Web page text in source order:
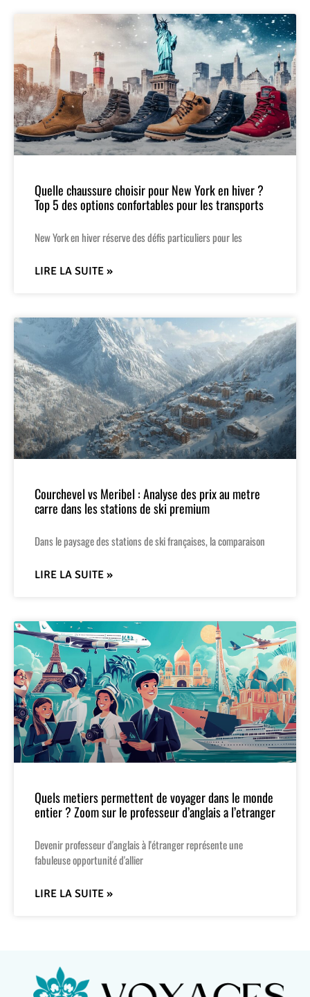
Quelle chaussure choisir pour New York en hiver ?
Top 5 des options confortables pour les transports
New York en hiver réserve des défis particuliers pour les
LIRE LA SUITE »
Courchevel vs Meribel : Analyse des prix au metre
carre dans les stations de ski premium
Dans le paysage des stations de ski françaises, la comparaison
LIRE LA SUITE »
Quels metiers permettent de voyager dans le monde
entier ? Zoom sur le professeur d’anglais a l’etranger
Devenir professeur d'anglais à l'étranger représente une
fabuleuse opportunité d'allier
LIRE LA SUITE »